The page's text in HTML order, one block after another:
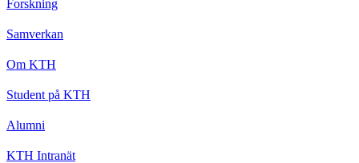
Forskning
Samverkan
Om KTH
Student på KTH
Alumni
KTH Intranät